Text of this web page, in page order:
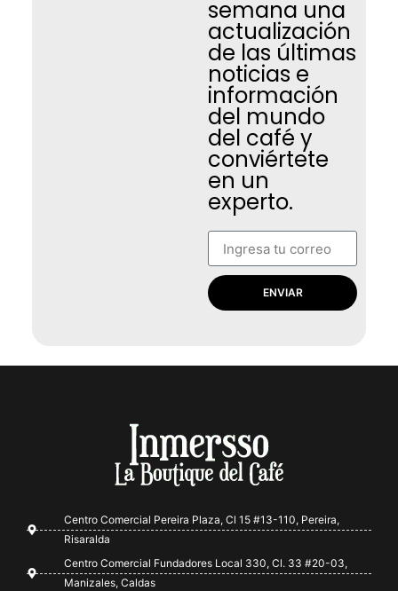
semana una
actualización
de las últimas
noticias e
información
del mundo
del café y
conviértete
en un
experto.
ENVIAR
Centro Comercial Pereira Plaza, Cl 15 #13-110, Pereira,
Risaralda
Centro Comercial Fundadores Local 330, Cl. 33 #20-03,
Manizales, Caldas